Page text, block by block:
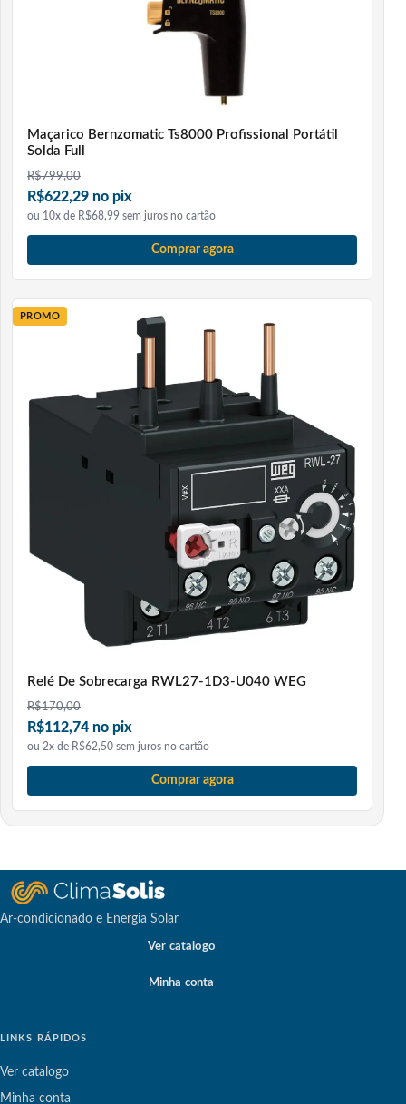
Maçarico Bernzomatic Ts8000 Profissional Portátil
Solda Full
R$799,00
R$622,29 no pix
ou 10x de R$68,99 sem juros no cartão
Comprar agora
PROMO
Relé De Sobrecarga RWL27-1D3-U040 WEG
R$170,00
R$112,74 no pix
ou 2x de R$62,50 sem juros no cartão
Comprar agora
Ar-condicionado e Energia Solar
Ver catalogo
Minha conta
LINKS RÁPIDOS
Ver catalogo
Minha conta